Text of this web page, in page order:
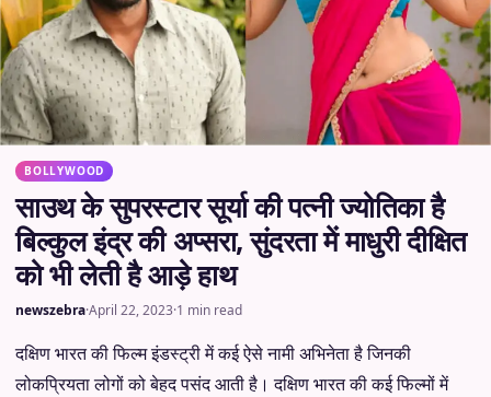
BOLLYWOOD
साउथ के सुपरस्टार सूर्या की पत्नी ज्योतिका है
बिल्कुल इंद्र की अप्सरा, सुंदरता में माधुरी दीक्षित
को भी लेती है आड़े हाथ
newszebra·April 22, 2023·1 min read
दक्षिण भारत की फिल्म इंडस्ट्री में कई ऐसे नामी अभिनेता है जिनकी
लोकप्रियता लोगों को बेहद पसंद आती है। दक्षिण भारत की कई फिल्मों में